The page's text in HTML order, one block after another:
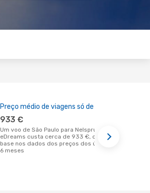
Preço médio de viagens só de ida
933 €
Um voo de São Paulo para Nelspruit na
eDreams custa cerca de 933 €, com
base nos dados dos preços dos últimos
6 meses